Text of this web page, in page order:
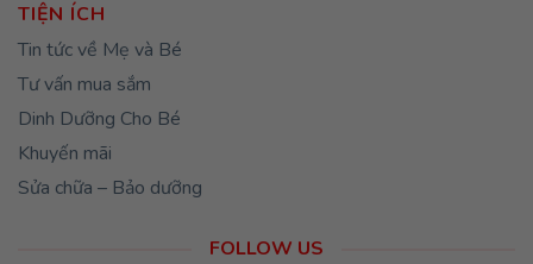
TIỆN ÍCH
Tin tức về Mẹ và Bé
Tư vấn mua sắm
Dinh Dưỡng Cho Bé
Khuyến mãi
Sửa chữa – Bảo dưỡng
FOLLOW US